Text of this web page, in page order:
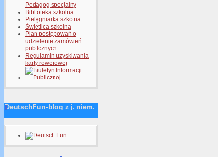
Pedagog specjalny
Biblioteka szkolna
Pielęgniarka szkolna
Świetlica szkolna
Plan postępowań o
udzielenie zamówień
publicznych
Regulamin uzyskiwania
karty rowerowej
DeutschFun-blog z j. niem.